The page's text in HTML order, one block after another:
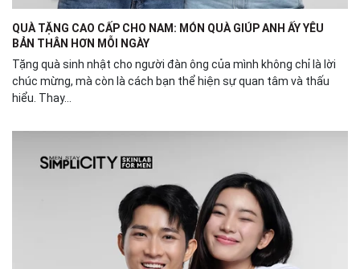
QUÀ TẶNG CAO CẤP CHO NAM: MÓN QUÀ GIÚP ANH ẤY YÊU
BẢN THÂN HƠN MỖI NGÀY
Tặng quà sinh nhật cho người đàn ông của mình không chỉ là lời
chúc mừng, mà còn là cách bạn thể hiện sự quan tâm và thấu
hiểu. Thay...